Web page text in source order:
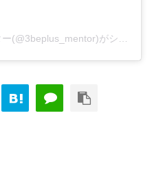
がシェアした投稿